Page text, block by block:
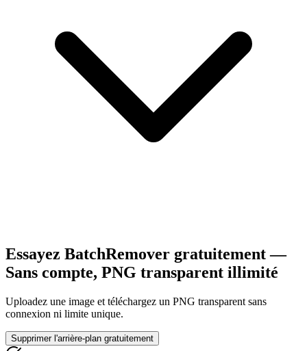
Essayez BatchRemover gratuitement —
Sans compte, PNG transparent illimité
Uploadez une image et téléchargez un PNG transparent sans
connexion ni limite unique.
Supprimer l'arrière-plan gratuitement